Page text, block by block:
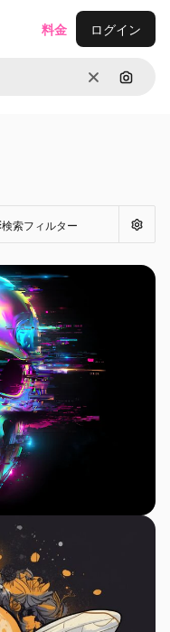
消去 画像で
料金 ログイン
検索フィルター